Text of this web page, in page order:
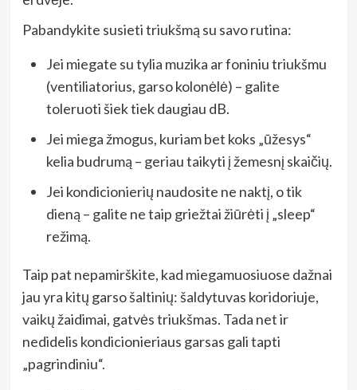
Pabandykite susieti triukšmą su savo rutina:
Jei miegate su tylia muzika ar foniniu triukšmu
(ventiliatorius, garso kolonėlė) – galite
toleruoti šiek tiek daugiau dB.
Jei miega žmogus, kuriam bet koks „ūžesys“
kelia budrumą – geriau taikyti į žemesnį skaičių.
Jei kondicionierių naudosite ne naktį, o tik
dieną – galite ne taip griežtai žiūrėti į „sleep“
režimą.
Taip pat nepamirškite, kad miegamuosiuose dažnai
jau yra kitų garso šaltinių: šaldytuvas koridoriuje,
vaikų žaidimai, gatvės triukšmas. Tada net ir
nedidelis kondicionieriaus garsas gali tapti
„pagrindiniu“.